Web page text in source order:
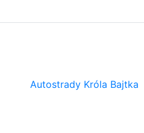
Autostrady Króla Bajtka